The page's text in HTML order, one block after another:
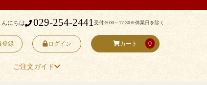
にちは 029-254-2441受付:9:00～17:30※休業日を除く
登録 ログイン カート 0
ご注文ガイド